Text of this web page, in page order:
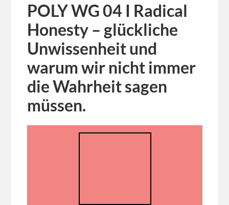
POLY WG 04 I Radical
Honesty – glückliche
Unwissenheit und
warum wir nicht immer
die Wahrheit sagen
müssen.